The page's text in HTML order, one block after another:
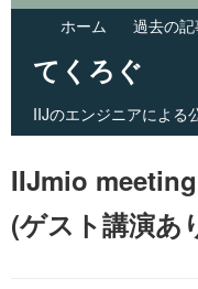
ホーム 過去の
てくろぐ
IIJのエンジニアによる
Main menu
IIJmio
(ゲスト講演あ